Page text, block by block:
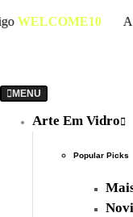
o código
MENU
Arte Em Vidro
Popular Picks